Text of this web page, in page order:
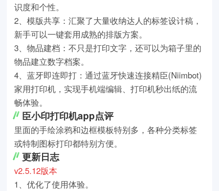
识度和个性。
2、模版共享：汇聚了大量收纳达人的标签设计稿，
新手可以一键套用成熟的排版方案。
3、物品建档：不只是打印文字，还可以为箱子里的
物品建立数字档案。
4、蓝牙即连即打：通过蓝牙快速连接精臣(Niimbot)
家用打印机，实现手机端编辑、打印机秒出纸的流
畅体验。
臣小印打印机app点评
里面的手绘涂鸦和边框模板特别多，各种分类标签
或特制图标打印都特别方便。
更新日志
v2.5.12版本
1、优化了使用体验。